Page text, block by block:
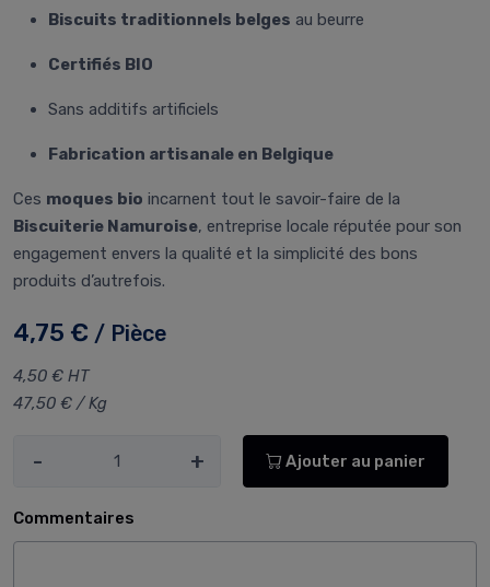
Biscuits traditionnels belges au beurre
Certifiés BIO
Sans additifs artificiels
Fabrication artisanale en Belgique
Ces moques bio incarnent tout le savoir-faire de la
Biscuiterie Namuroise, entreprise locale réputée pour son
engagement envers la qualité et la simplicité des bons
produits d’autrefois.
4,75 € / Pièce
4,50 € HT
47,50 € / Kg
- + Ajouter au panier
Commentaires